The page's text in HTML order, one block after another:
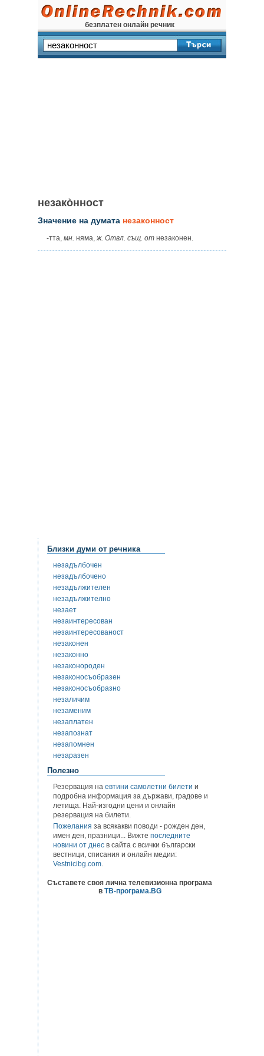
безплатен онлайн речник
незако̀нност
Значение на думата незаконност
-тта, мн. няма,ж. Отвл. същ. от незаконен.
Близки думи от речника
незадълбочен
незадълбочено
незадължителен
незадължително
незает
незаинтересован
незаинтересованост
незаконен
незаконно
незаконороден
незаконосъобразен
незаконосъобразно
незаличим
незаменим
незаплатен
незапознат
незапомнен
незаразен
Полезно
Резервация на евтини самолетни билети и
подробна информация за държави, градове и
летища. Най-изгодни цени и онлайн
резервация на билети.
Пожелания за всякакви поводи - рожден ден,
имен ден, празници... Вижте последните
новини от днес в сайта с всички български
вестници, списания и онлайн медии:
Vestnicibg.com.
Съставете своя лична телевизионна програма
в ТВ-програма.BG